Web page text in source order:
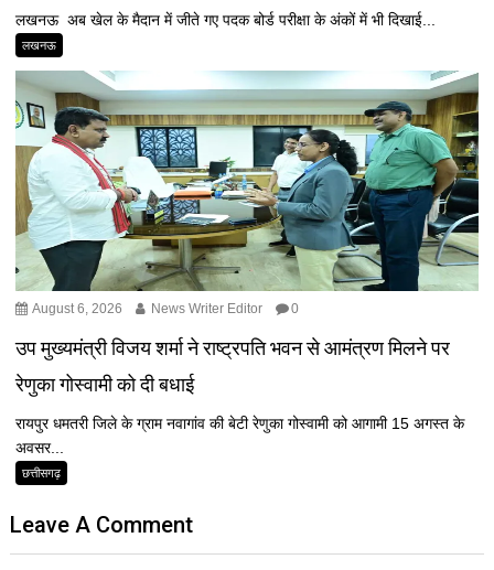
लखनऊ अब खेल के मैदान में जीते गए पदक बोर्ड परीक्षा के अंकों में भी दिखाई...
लखनऊ
August 6, 2026 News Writer Editor 0
उप मुख्यमंत्री विजय शर्मा ने राष्ट्रपति भवन से आमंत्रण मिलने पर
रेणुका गोस्वामी को दी बधाई
रायपुर धमतरी जिले के ग्राम नवागांव की बेटी रेणुका गोस्वामी को आगामी 15 अगस्त के
अवसर...
छत्तीसगढ़
Leave A Comment